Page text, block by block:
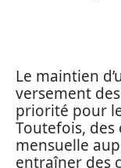
Le maintien
versement
priorité pour
Toutefois, des
mensuelle
entraîner des